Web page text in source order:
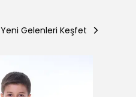
Yeni Gelenleri Keşfet